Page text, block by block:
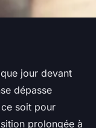
expert
jour devant
dépasse
ce soit pour
prolongée à